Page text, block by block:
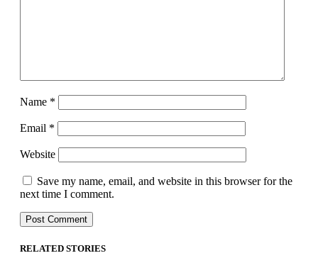
Name *
Email *
Website
Save my name, email, and website in this browser for the
next time I comment.
RELATED STORIES